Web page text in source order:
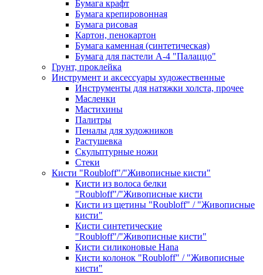
Бумага крафт
Бумага крепировонная
Бумага рисовая
Картон, пенокартон
Бумага каменная (синтетическая)
Бумага для пастели А-4 "Палаццо"
Грунт, проклейка
Инструмент и аксессуары художественные
Инструменты для натяжки холста, прочее
Масленки
Мастихины
Палитры
Пеналы для художников
Растушевка
Скульптурные ножи
Стеки
Кисти "Roubloff"/"Живописные кисти"
Кисти из волоса белки
"Roubloff"/"Живописные кисти
Кисти из щетины "Roubloff" / "Живописные
кисти"
Кисти синтетические
"Roubloff"/"Живописные кисти"
Кисти силиконовые Hana
Кисти колонок "Roubloff" / "Живописные
кисти"